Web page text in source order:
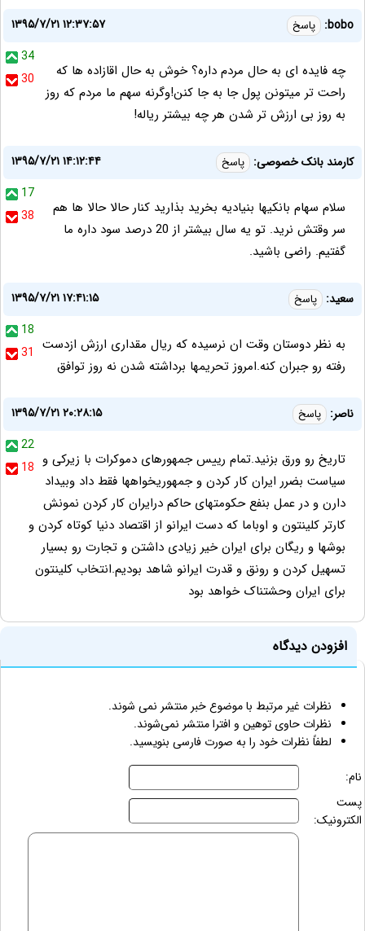
bobo: پاسخ
۱۳۹۵/۷/۲۱ ۱۲:۳۷:۵۷
34
30
چه فایده ای به حال مردم داره؟ خوش به حال اقازاده ها که
راحت تر میتونن پول جا به جا کنن!وگرنه سهم ما مردم که روز
به روز بی ارزش تر شدن هر چه بیشتر ریاله!
کارمند بانک خصوصی: پاسخ
۱۳۹۵/۷/۲۱ ۱۴:۱۲:۴۴
17
38
سلام سهام بانکیها بنیادیه بخرید بذارید کنار حالا حالا ها هم
سر وقتش نرید. تو یه سال بیشتر از 20 درصد سود داره ما
گفتیم. راضی باشید.
سعید: پاسخ
۱۳۹۵/۷/۲۱ ۱۷:۴۱:۱۵
18
31 به نظر دوستان وقت ان نرسیده که ریال مقداری ارزش ازدست
رفته رو جبران کنه.امروز تحریمها برداشته شدن نه روز توافق
ناصر: پاسخ
۱۳۹۵/۷/۲۱ ۲۰:۲۸:۱۵
22
18 تاریخ رو ورق بزنید.تمام رییس جمهورهای دموکرات با زیرکی و
سیاست بضرر ایران کار کردن و جمهوریخواهها فقط داد وبیداد
دارن و در عمل بنفع حکومتهای حاکم درایران کار کردن نمونش
کارتر کلینتون و اوباما که دست ایرانو از اقتصاد دنیا کوتاه کردن و
بوشها و ریگان برای ایران خیر زیادی داشتن و تجارت رو بسیار
تسهیل کردن و رونق و قدرت ایرانو شاهد بودیم.انتخاب کلینتون
برای ایران وحشتناک خواهد بود
افزودن دیدگاه
نظرات غیر مرتبط با موضوع خبر منتشر نمی شوند.
نظرات حاوی توهین و افترا منتشر نمی‌شوند.
لطفاً نظرات خود را به صورت فارسی بنویسید.
نام:
پست
الکترونیک: